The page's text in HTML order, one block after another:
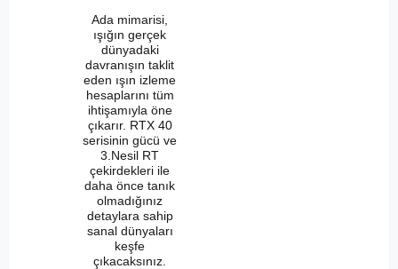
Ada mimarisi,
ışığın gerçek
dünyadaki
davranışın taklit
eden ışın izleme
hesaplarını tüm
ihtişamıyla öne
çıkarır. RTX 40
serisinin gücü ve
3.Nesil RT
çekirdekleri ile
daha önce tanık
olmadığınız
detaylara sahip
sanal dünyaları
keşfe
çıkacaksınız.